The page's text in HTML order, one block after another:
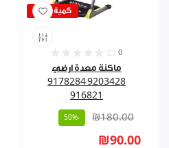
كمية قليلة
0
ماكنة معدة ارضي
9203428 9178284
916821
₪180.00
-50%
₪90.00